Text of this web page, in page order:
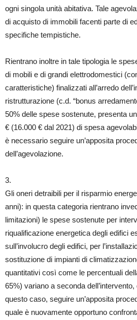
ogni singola unità abitativa. Tale
di acquisto di immobili facenti parte di
specifiche tempistiche.
Rientrano inoltre in tale tipologia le
di mobili e di grandi elettrodomestici
caratteristiche) finalizzati all’arredo
ristrutturazione (c.d. “bonus
50% delle spese sostenute, presenta
€ (16.000 € dal 2021) di spesa
è necessario seguire un’apposita
dell’agevolazione.
3.
Gli oneri detraibili per il risparmio
anni): in questa categoria rientrano
limitazioni) le spese sostenute per
riqualificazione energetica degli edifici
sull’involucro degli edifici, per
sostituzione di impianti di
quantitativi così come le percentuali
65%) variano a seconda
questo caso, seguire un’apposita
quale è nuovamente opportuno